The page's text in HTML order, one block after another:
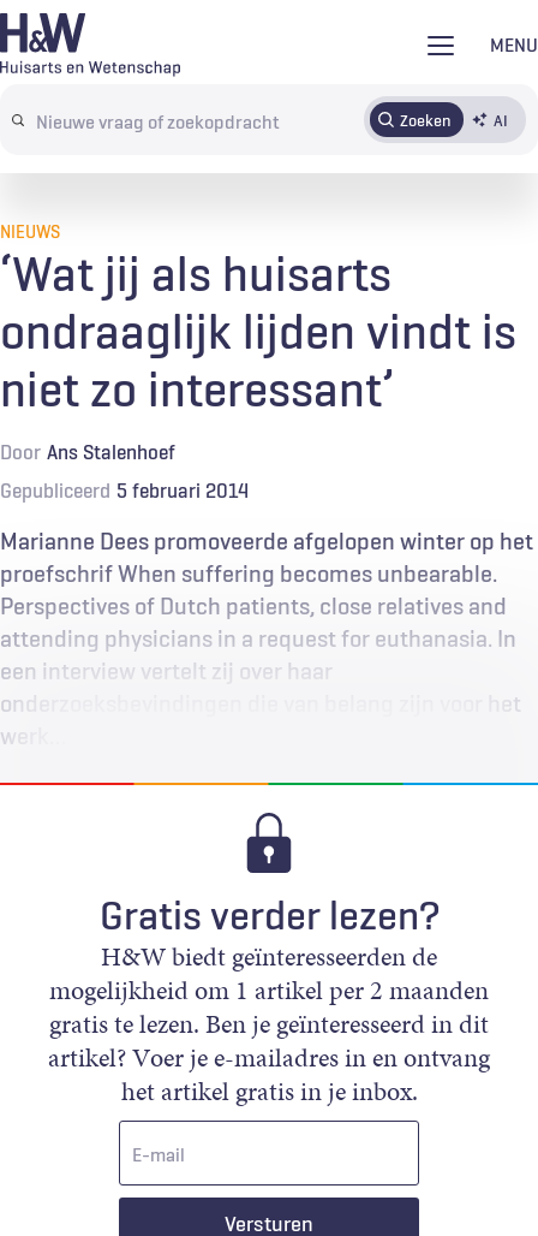
Overslaan
en
de
MENU
Search
terms
Zoeken AI
AbonnerenTijdschrift Inloggen
NIEUWS
‘Wat jij als huisarts
ondraaglijk lijden vindt is
niet zo interessant’
Door Ans Stalenhoef
Gepubliceerd 5 februari 2014
Marianne Dees promoveerde afgelopen winter op het
proefschrif When suffering becomes unbearable.
Perspectives of Dutch patients, close relatives and
attending physicians in a request for euthanasia. In
een interview vertelt zij over haar
onderzoeksbevindingen die van belang zijn voor het
werk…
Gratis verder lezen?
H&W biedt geïnteresseerden de
mogelijkheid om 1 artikel per 2 maanden
gratis te lezen. Ben je geïnteresseerd in dit
artikel? Voer je e-mailadres in en ontvang
het artikel gratis in je inbox.